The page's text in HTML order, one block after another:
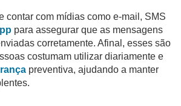
contar com mídias como e-mail, SMS
para assegurar que as mensagens
corretamente. Afinal, esses são
costumam utilizar diariamente e
preventiva, ajudando a manter